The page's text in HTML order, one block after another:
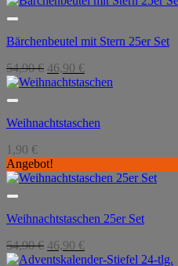
Bärchenbeutel mit Stern 25er Set
54,90€ Ursprünglicher
Preis
46,90 €Aktueller
Preis
Weihnachtstaschen
1,90 €
Angebot!
Weihnachtstaschen 25er Set
54,90€ Ursprünglicher
Preis
46,90 €Aktueller
Preis